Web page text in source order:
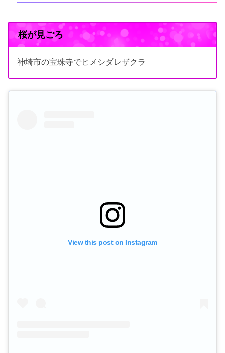
桜が見ごろ
神埼市の宝珠寺でヒメシダレザクラ
View this post on Instagram